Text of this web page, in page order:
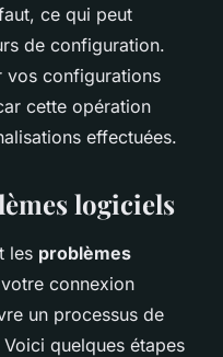
ce qui peut
de configuration.
vos configurations
cette opération
effectuées.
logiciels
les problèmes
connexion
un processus de
quelques étapes